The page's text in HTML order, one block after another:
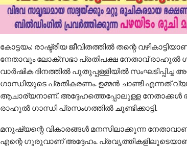
കോട്ടയം: രാഷ്ട്രീയ ജീവിതത്തില്‍ തന്റെ
നേതാവും ലോക്സഭാ പ്രതിപക്ഷ നേതാവ് രാഹുല്‍
വാര്‍ഷിക ദിനത്തില്‍ പുതുപ്പള്ളിയില്‍
ഗാന്ധിയുടെ പ്രതികരണം. ഉമ്മന്‍ ചാണ്ടി എന്നത്
ആചാര്യനാണ്. അദ്ദേഹത്തെപ്പോലുള്ള നേതാക്കള്‍
രാഹുല്‍ ഗാന്ധി പ്രസംഗത്തില്‍ ചൂണ്ടിക്കാട്ടി.
മനുഷ്യന്റെ വികാരങ്ങള്‍ മനസിലാക്കുന്ന നേതാവാണ്
എന്റെ ഗുരുവാണ് അദ്ദേഹം. പ്രവൃത്തികളിലൂടെയാണ്